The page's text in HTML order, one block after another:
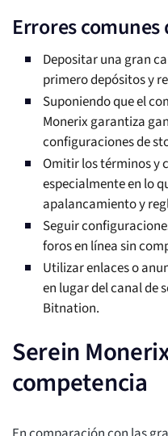
Errores
Depositar una gran
primero depósitos y
Suponiendo que el
Monerix garantiza
configuraciones de
Omitir los términos y
especialmente en lo
apalancamiento y
Seguir
foros en línea sin
Utilizar enlaces o
en lugar del canal de
Bitnation.
Serein
competencia